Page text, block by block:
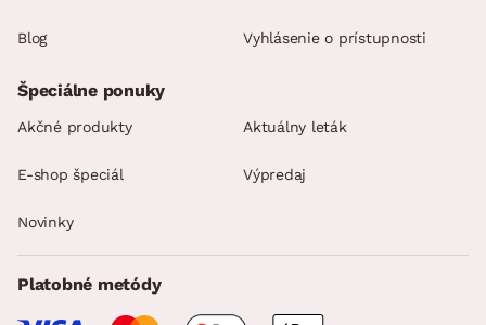
Blog Vyhlásenie o prístupnosti
Špeciálne ponuky
Akčné produkty Aktuálny leták
E-shop špeciál Výpredaj
Novinky
Platobné metódy